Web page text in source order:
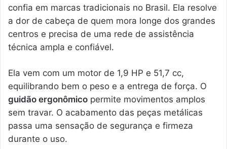
confia em marcas tradicionais no Brasil. Ela resolve
a dor de cabeça de quem mora longe dos grandes
centros e precisa de uma rede de assistência
técnica ampla e confiável.
Ela vem com um motor de 1,9 HP e 51,7 cc,
equilibrando bem o peso e a entrega de força. O
guidão ergonômico permite movimentos amplos
sem travar. O acabamento das peças metálicas
passa uma sensação de segurança e firmeza
durante o uso.